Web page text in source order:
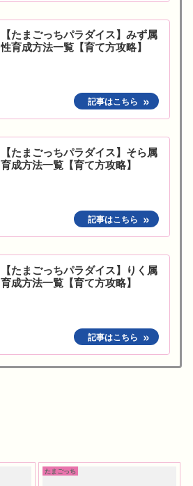
【たまごっちパラダイス】みず属
性育成方法一覧【育て方攻略】
【たまごっちパラダイス】そら属
育成方法一覧【育て方攻略】
【たまごっちパラダイス】りく属
育成方法一覧【育て方攻略】
たまごっち